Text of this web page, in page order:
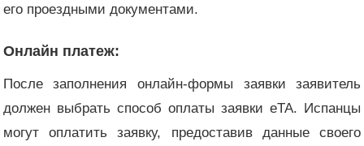
его проездными документами.
Онлайн платеж:
После заполнения онлайн-формы заявки заявитель
должен выбрать способ оплаты заявки eTA. Испанцы
могут оплатить заявку, предоставив данные своего